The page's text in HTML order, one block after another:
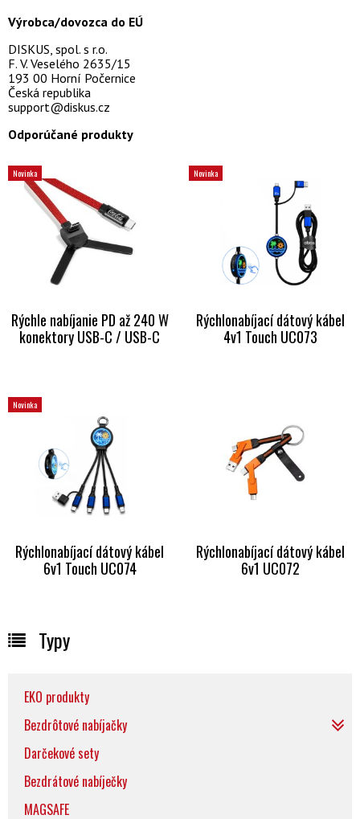
Výrobca/dovozca do EÚ
DISKUS, spol. s r.o.
F. V. Veselého 2635/15
193 00 Horní Počernice
Česká republika
support@diskus.cz
Odporúčané produkty
Novinka
Rýchle nabíjanie PD až 240 W
konektory USB-C / USB-C
Novinka
Rýchlonabíjací dátový kábel
4v1 Touch UC073
Novinka
Rýchlonabíjací dátový kábel
6v1 Touch UC074
Rýchlonabíjací dátový kábel
6v1 UC072
Typy
EKO produkty
Bezdrôtové nabíjačky
Darčekové sety
Bezdrátové nabíječky
MAGSAFE